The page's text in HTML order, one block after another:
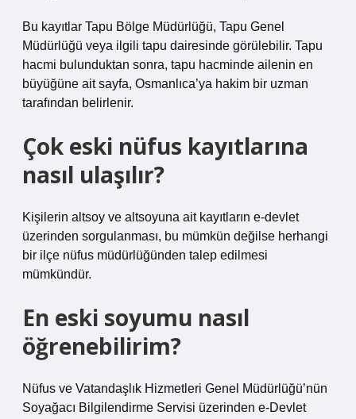
Bu kayıtlar Tapu Bölge Müdürlüğü, Tapu Genel
Müdürlüğü veya ilgili tapu dairesinde görülebilir. Tapu
hacmi bulunduktan sonra, tapu hacminde ailenin en
büyüğüne ait sayfa, Osmanlıca’ya hakim bir uzman
tarafından belirlenir.
Çok eski nüfus kayıtlarına
nasıl ulaşılır?
Kişilerin altsoy ve altsoyuna ait kayıtların e-devlet
üzerinden sorgulanması, bu mümkün değilse herhangi
bir ilçe nüfus müdürlüğünden talep edilmesi
mümkündür.
En eski soyumu nasıl
öğrenebilirim?
Nüfus ve Vatandaşlık Hizmetleri Genel Müdürlüğü’nün
Soyağacı Bilgilendirme Servisi üzerinden e-Devlet